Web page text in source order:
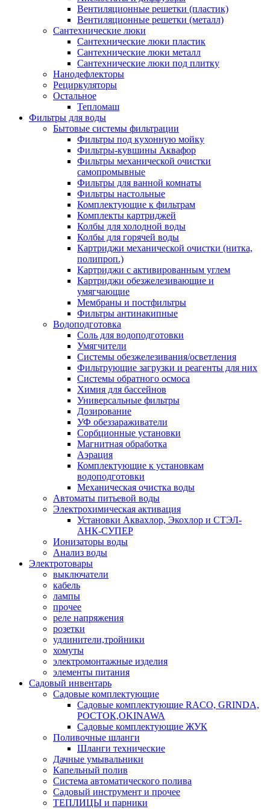
Вентиляционные решетки (пластик)
Вентиляционные решетки (металл)
Сантехнические люки
Сантехнические люки пластик
Сантехнические люки металл
Сантехнические люки под плитку
Нанодефлекторы
Рециркуляторы
Остальное
Тепломаш
Фильтры для воды
Бытовые системы фильтрации
Фильтры под кухонную мойку
Фильтры-кувшины Аквафор
Фильтры механической очистки
самопромывные
Фильтры для ванной комнаты
Фильтры настольные
Комплектующие к фильтрам
Комплекты картриджей
Колбы для холодной воды
Колбы для горячей воды
Картриджи механической очистки (нитка,
полипроп.)
Картриджи с активированным углем
Картриджи обезжелезивающие и
умягчающие
Мембраны и постфильтры
Фильтры антинакипные
Водоподготовка
Соль для водоподготовки
Умягчители
Системы обезжелезивания/осветления
Фильтрующие загрузки и реагенты для них
Системы обратного осмоса
Химия для бассейнов
Универсальные фильтры
Дозирование
УФ обеззараживатели
Сорбционные установки
Магнитная обработка
Аэрация
Комплектующие к установкам
водоподготовки
Механическая очистка воды
Автоматы питьевой воды
Электрохимическая активация
Установки Аквахлор, Экохлор и СТЭЛ-
АНК-СУПЕР
Ионизаторы воды
Анализ воды
Электротовары
выключатели
кабель
лампы
прочее
реле напряжения
розетки
удлинители,тройники
хомуты
электромонтажные изделия
элементы питания
Садовый инвентарь
Садовые комплектующие
Садовые комплектующие RACO, GRINDA,
РОСТОК,OKINAWA
Садовые комплектующие ЖУК
Поливочные шланги
Шланги технические
Дачные умывальники
Капельный полив
Система автоматического полива
Садовый инструмент и прочее
ТЕПЛИЦЫ и парники